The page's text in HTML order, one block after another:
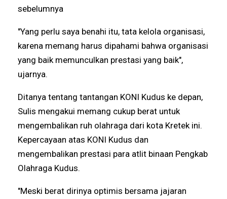
sebelumnya
"Yang perlu saya benahi itu, tata kelola organisasi,
karena memang harus dipahami bahwa organisasi
yang baik memunculkan prestasi yang baik",
ujarnya.
Ditanya tentang tantangan KONI Kudus ke depan,
Sulis mengakui memang cukup berat untuk
mengembalikan ruh olahraga dari kota Kretek ini.
Kepercayaan atas KONI Kudus dan
mengembalikan prestasi para atlit binaan Pengkab
Olahraga Kudus.
"Meski berat dirinya optimis bersama jajaran